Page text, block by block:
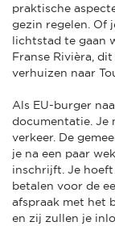
praktische
gezin regelen. Of
lichtstad te gaan
Franse Rivièra,
verhuizen naar
Als EU-burger
documentatie. Je
verkeer. De
je na een paar
inschrijft. Je
betalen voor de
afspraak met het
en zij zullen je